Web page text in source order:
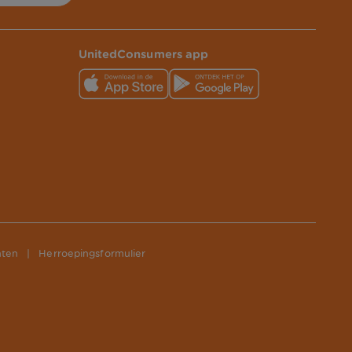
UnitedConsumers app
Herroepingsformulier